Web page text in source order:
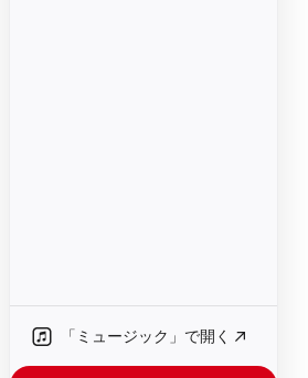
「ミュージック」で開く